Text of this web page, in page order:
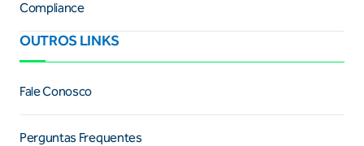
Compliance
OUTROS LINKS
Fale Conosco
Perguntas Frequentes